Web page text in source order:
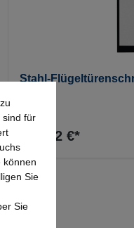
Stahl-
568,82 €*
sind für
können
Sie
Sie